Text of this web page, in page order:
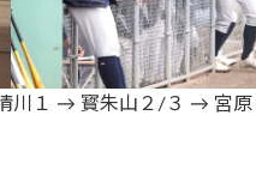
川１ → 寳朱山２/３ → 宮原